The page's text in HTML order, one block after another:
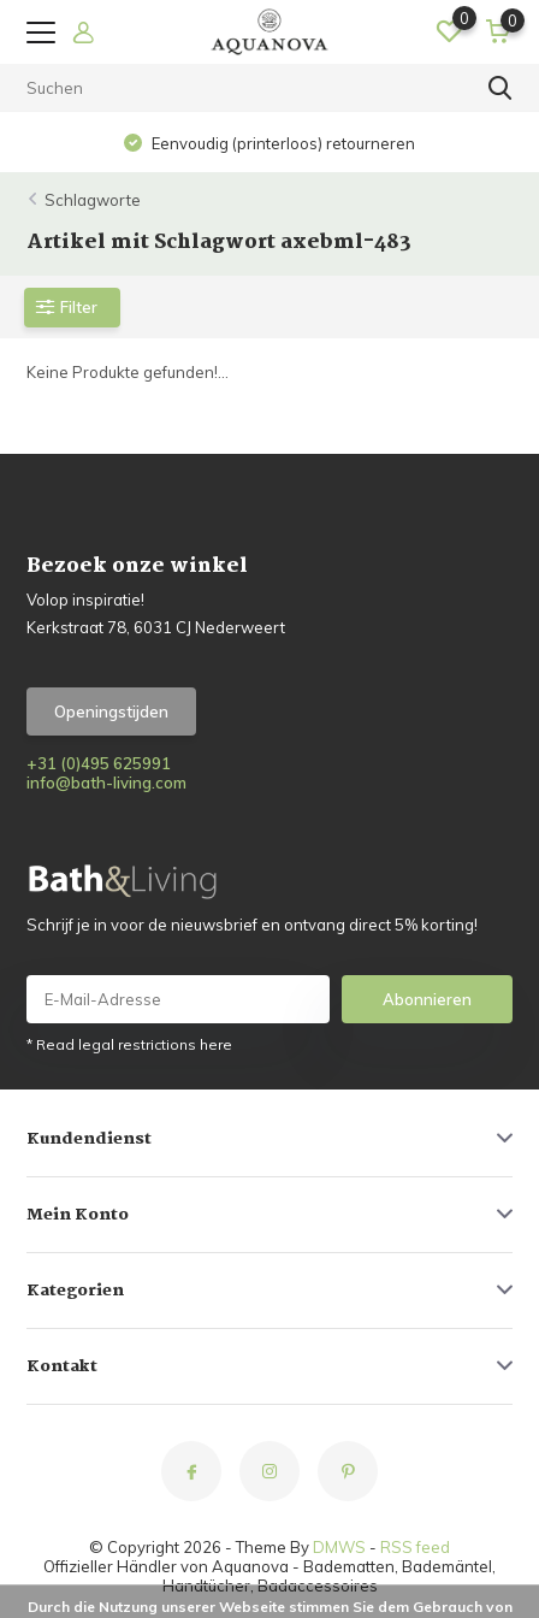
0 0
Eenvoudig (printerloos) retourneren
Schlagworte
Artikel mit Schlagwort axebml-483
Filter
Keine Produkte gefunden!...
Bezoek onze winkel
Volop inspiratie!
Kerkstraat 78, 6031 CJ Nederweert
Openingstijden
+31 (0)495 625991
info@bath-living.com
Schrijf je in voor de nieuwsbrief en ontvang direct 5% korting!
Abonnieren
* Read legal restrictions here
Kundendienst
Mein Konto
Kategorien
Kontakt
© Copyright 2026 - Theme By DMWS - RSS feed
Offizieller Händler von Aquanova - Badematten, Bademäntel,
Handtücher, Badaccessoires
Durch die Nutzung unserer Webseite stimmen Sie dem Gebrauch von